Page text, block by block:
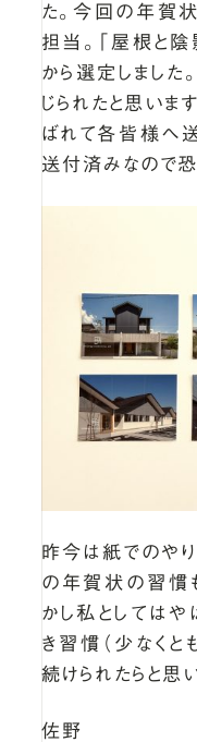
た。今回の年賀
担当。「屋根と
から選定しました
じられたと思いま
ばれて各皆様へ送
送付済みなので恐
昨今は紙でのやり
の年賀状の習慣
かし私としてはや
き習慣（少なくと
続けられたらと思
佐野